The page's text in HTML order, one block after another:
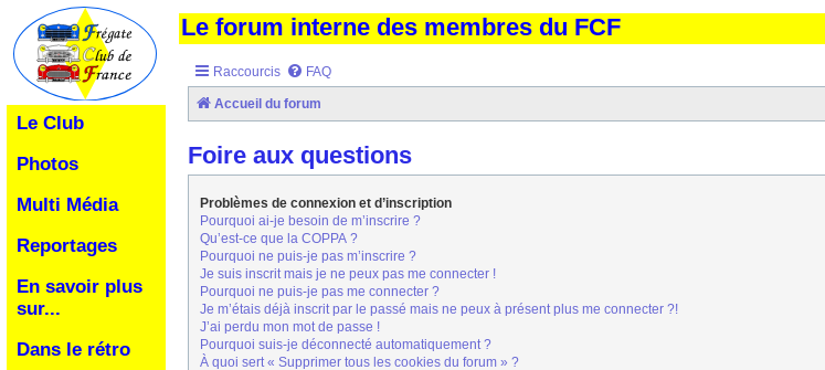
Le Club
Photos
Multi Média
Reportages
En savoir plus
sur...
Dans le rétro
Le forum interne des membres du FCF
Raccourcis FAQ
Accueil du forum
Foire aux questions
Problèmes de connexion et d’inscription
Pourquoi ai-je besoin de m’inscrire ?
Qu’est-ce que la COPPA ?
Pourquoi ne puis-je pas m’inscrire ?
Je suis inscrit mais je ne peux pas me connecter !
Pourquoi ne puis-je pas me connecter ?
Je m’étais déjà inscrit par le passé mais ne peux à présent plus me connecter ?!
J’ai perdu mon mot de passe !
Pourquoi suis-je déconnecté automatiquement ?
À quoi sert « Supprimer tous les cookies du forum » ?